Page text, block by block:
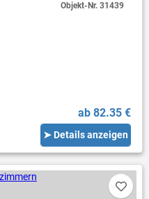
ab 82.35 €
➤ Details anzeigen
Objekt-Nr.31439